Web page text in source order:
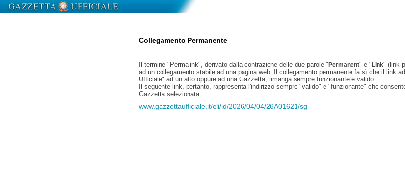
Collegamento Permanente
Il termine "Permalink", derivato dalla contrazione delle due parole "Permanent" e "Link" (link
ad un collegamento stabile ad una pagina web. Il collegamento permanente fa sì che il link
Ufficiale" ad un atto oppure ad una Gazzetta, rimanga sempre funzionante e valido.
Il seguente link, pertanto, rappresenta l'indirizzo sempre "valido" e "funzionante" che
Gazzetta selezionata:
www.gazzettaufficiale.it/eli/id/2026/04/04/26A01621/sg